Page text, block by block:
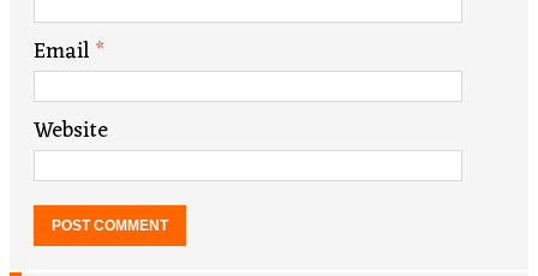
Email*
Website